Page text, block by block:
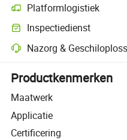
Platformlogistiek
Duidelijker zendingtracking
Inspectiedienst
Optionele pre-shipment
Nazorg &
Platformondersteunde
Productkenmerken
Maatwerk
Applicatie
Certificering